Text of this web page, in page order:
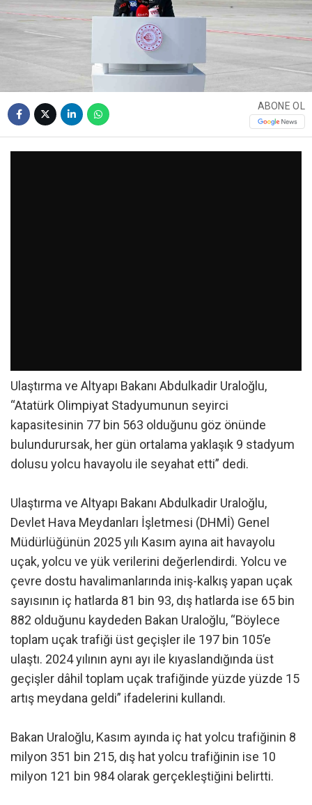
ABONE OL
Ulaştırma ve Altyapı Bakanı Abdulkadir Uraloğlu,
“Atatürk Olimpiyat Stadyumunun seyirci
kapasitesinin 77 bin 563 olduğunu göz önünde
bulundurursak, her gün ortalama yaklaşık 9 stadyum
dolusu yolcu havayolu ile seyahat etti” dedi.
Ulaştırma ve Altyapı Bakanı Abdulkadir Uraloğlu,
Devlet Hava Meydanları İşletmesi (DHMİ) Genel
Müdürlüğünün 2025 yılı Kasım ayına ait havayolu
uçak, yolcu ve yük verilerini değerlendirdi. Yolcu ve
çevre dostu havalimanlarında iniş-kalkış yapan uçak
sayısının iç hatlarda 81 bin 93, dış hatlarda ise 65 bin
882 olduğunu kaydeden Bakan Uraloğlu, “Böylece
toplam uçak trafiği üst geçişler ile 197 bin 105’e
ulaştı. 2024 yılının aynı ayı ile kıyaslandığında üst
geçişler dâhil toplam uçak trafiğinde yüzde yüzde 15
artış meydana geldi” ifadelerini kullandı.
Bakan Uraloğlu, Kasım ayında iç hat yolcu trafiğinin 8
milyon 351 bin 215, dış hat yolcu trafiğinin ise 10
milyon 121 bin 984 olarak gerçekleştiğini belirtti.